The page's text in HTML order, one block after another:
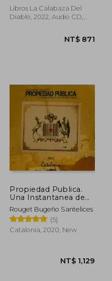
Alejandra Pinto Soffia
Libros La Calabaza Del
Diablo, 2022, Audio CD,
Propiedad Publica.
Una Instantanea de
Chile Contada en
Muros (in Spanish)
Rouget Bugeño Santelices
(5)
Catalonia, 2020, New